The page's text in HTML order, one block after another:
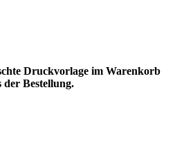
Druckvorlage im Warenkorb
der Bestellung.